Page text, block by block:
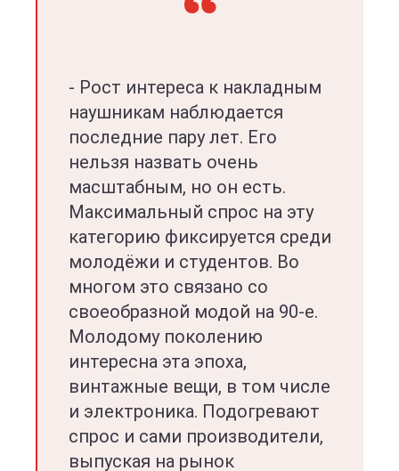
- Рост интереса к накладным
наушникам наблюдается
последние пару лет. Его
нельзя назвать очень
масштабным, но он есть.
Максимальный спрос на эту
категорию фиксируется среди
молодёжи и студентов. Во
многом это связано со
своеобразной модой на 90-е.
Молодому поколению
интересна эта эпоха,
винтажные вещи, в том числе
и электроника. Подогревают
спрос и сами производители,
выпуская на рынок